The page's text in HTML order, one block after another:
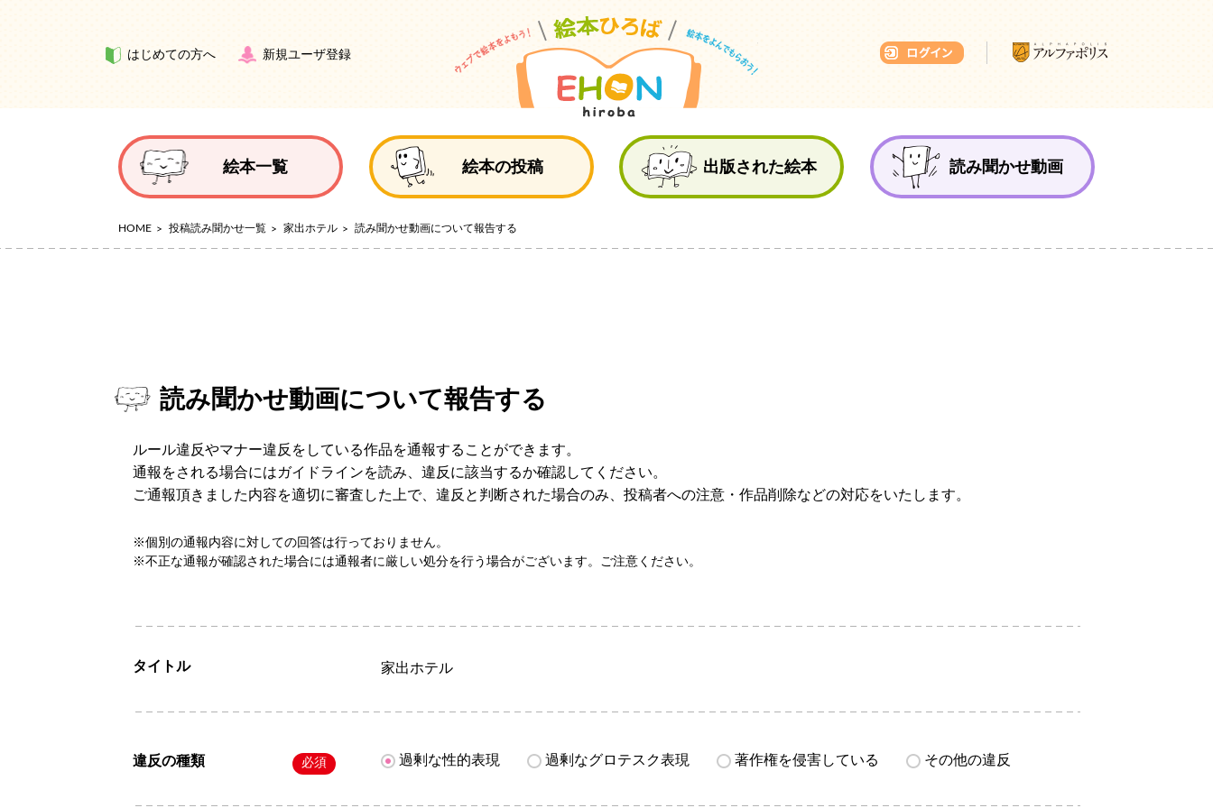
はじめての方へ 新規ユーザ登録
絵本一覧 絵本の投稿 出版された絵本 読み聞かせ動画
HOME 投稿読み聞かせ一覧 家出ホテル 読み聞かせ動画について報告する
読み聞かせ動画について報告する
ルール違反やマナー違反をしている作品を通報することができます。
通報をされる場合にはガイドラインを読み、違反に該当するか確認してください。
ご通報頂きました内容を適切に審査した上で、違反と判断された場合のみ、投稿者への注意・作品削除などの対応をいたします。
※個別の通報内容に対しての回答は行っておりません。
※不正な通報が確認された場合には通報者に厳しい処分を行う場合がございます。ご注意ください。
タイトル 家出ホテル
違反の種類 必須 過剰な性的表現 過剰なグロテスク表現 著作権を侵害している その他の違反